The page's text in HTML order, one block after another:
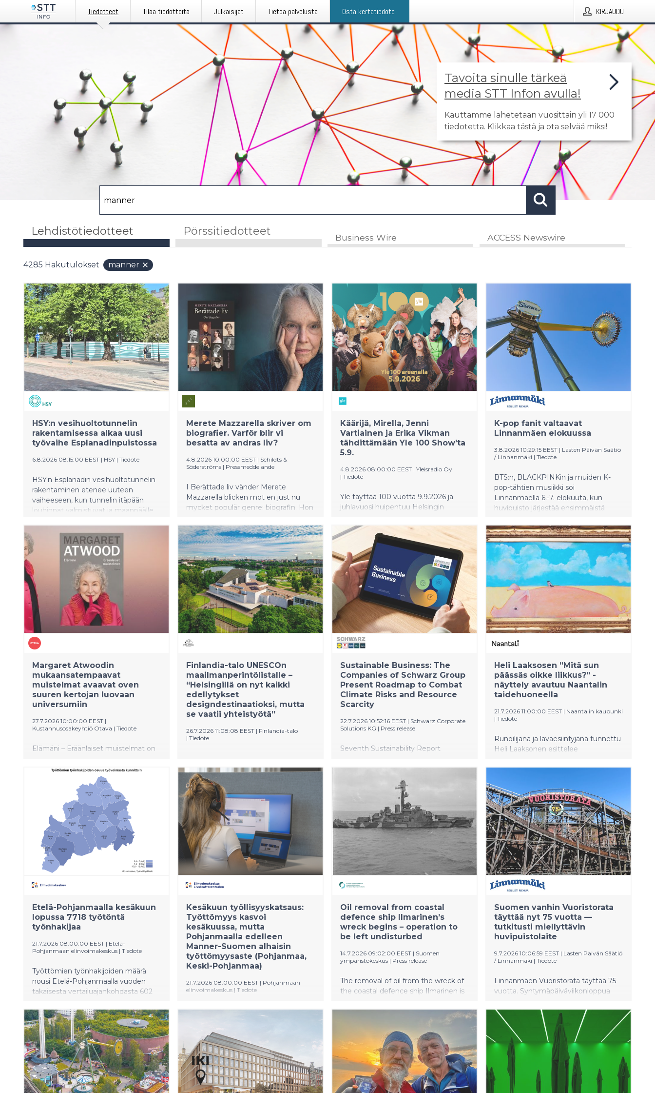
Tiedotteet Tilaa tiedotteita Julkaisijat Tietoa palvelusta Osta kertatiedote KIRJAUDU
Tavoita sinulle tärkeä
media STT Infon avulla!
Kauttamme lähetetään vuosittain yli 17 000
tiedotetta. Klikkaa tästä ja ota selvää miksi!
Lehdistötiedotteet Pörssitiedotteet Business Wire ACCESS Newswire
4285 Hakutulokset manner
HSY:n vesihuoltotunnelin
rakentamisessa alkaa uusi
työvaihe Esplanadinpuistossa
6.8.2026 08:15:00 EEST | HSY | Tiedote
HSY:n Esplanadin vesihuoltotunnelin
rakentaminen etenee uuteen
vaiheeseen, kun tunnelin itäpään
louhinnat valmistuvat ja maanpäälle
Esplanadinpuiston keskiosassa elo-
syyskuussa 2026.
Merete Mazzarella skriver om
biografier. Varför blir vi
besatta av andras liv?
4.8.2026 10:00:00 EEST | Schildts &
Söderströms | Pressmeddelande
I Berättade liv vänder Merete
Mazzarella blicken mot en just nu
mycket populär genre: biografin. Hon
historiska personer, men också i
biografin som hantverk.
Käärijä, Mirella, Jenni
Vartiainen ja Erika Vikman
tähdittämään Yle 100 Show’ta
5.9.
4.8.2026 08:00:00 EEST | Yleisradio Oy
| Tiedote
Yle täyttää 100 vuotta 9.9.2026 ja
juhlavuosi huipentuu Helsingin
5.9. järjestettävään Yle 100 areenalla -
tapahtumaan. Luvassa on lasten
riemua, tuttuja Yle-kasvoja, tv-
ohjelmia ja kotimaisen musiikin
kärkinimiä sekä suomalaista
metallimusiikkia RSO:n tahtiin.
K-pop fanit valtaavat
Linnanmäen elokuussa
3.8.2026 10:29:15 EEST | Lasten Päivän Säätiö
/ Linnanmäki | Tiedote
BTS:n, BLACKPINKin ja muiden K-
pop-tähtien musiikki soi
Linnanmäellä 6.-7. elokuuta, kun
huvipuisto järjestää ensimmäistä
tapahtuman. Ohjelmassa on
tanssiesityksiä, tanssin opetusta,
osallistavaa Random Play Dance -
ohjelmaa, DJ-vetoisia K-pop-bileitä
sekä cosplay- ja pukuharrastajille
suunnattua sisältöä.
Margaret Atwoodin
mukaansatempaavat
muistelmat avaavat oven
suuren kertojan luovaan
universumiin
27.7.2026 10:00:00 EEST |
Kustannusosakeyhtiö Otava | Tiedote
Elämäni – Eräänlaiset muistelmat on
merkittävimpiin kirjailijoihin kuuluvan
Margaret Atwoodin elämään ja
Finlandia-talo UNESCOn
maailmanperintölistalle –
“Helsingillä on nyt kaikki
edellytykset
designdestinaatioksi, mutta
se vaatii yhteistyötä”
26.7.2026 11:08:08 EEST | Finlandia-talo
| Tiedote
UNESCON
maailmanperintöluetteloon osana
Aalto Works -
arkkitehtuurikokonaisuutta. Kolmestatoista
kohteesta viisi sijaitsee Helsingissä, ja
Finlandia-talo tarjoaa niistä yleisölle
laajimman ja näyttävimmän
kokonaisuuden. Finlandia-talon
toimitusjohtajan mukaan Helsingillä
on nyt edellytykset nousta
kansainväliseksi designdestinaatioksi, mutta
se vaatii kunnianhimoisen vision ja
Sustainable Business: The
Companies of Schwarz Group
Present Roadmap to Combat
Climate Risks and Resource
Scarcity
22.7.2026 10:52:16 EEST | Schwarz Corporate
Solutions KG | Press release
Seventh Sustainability Report
resource sovereignty External ESG
rating confirms effective alignment
of sustainability with strategic risk
management Climate transition plan
serves as central instrument for
future-proofing business processes
Heli Laaksosen ”Mitä sun
päässäs oikke liikkus?” -
näyttely avautuu Naantalin
taidehuoneella
21.7.2026 11:00:00 EEST | Naantalin kaupunki
| Tiedote
Runoilijana ja lavaesiintyjänä tunnettu
Heli Laaksonen esittelee
tuotantoaan näyttelyssä Mitä sun
ja sammalei!), joka heijastelee
luonnonläheisyyttä, mielikuvituksen
hahtuvia ja vapauttavaa älyvapautta.
Näyttely on nähtävissä Naantalin
taidehuoneella 21.7.–9.8.2026.
Etelä-Pohjanmaalla kesäkuun
lopussa 7718 työtöntä
työnhakijaa
21.7.2026 08:00:00 EEST | Etelä-
Pohjanmaan elinvoimakeskus | Tiedote
Työttömien työnhakijoiden määrä
nousi Etelä-Pohjanmaalla vuoden
takaisesta vertailuajankohdasta 602
Työttömien työnhakijoiden määrä
nousi edellisestä kuukaudesta 706
henkilöllä.
Kesäkuun työllisyyskatsaus:
Työttömyys kasvoi
kesäkuussa, mutta
Pohjanmaalla edelleen
Manner-Suomen alhaisin
työttömyysaste (Pohjanmaa,
Keski-Pohjanmaa)
21.7.2026 08:00:00 EEST | Pohjanmaan
elinvoimakeskus | Tiedote
Pohjanmaan elinvoimakeskusalueella
kesäkuun lopussa yhteensä 9 853
työtöntä työnhakijaa: Pohjanmaan
maakunnassa 6 678 työtöntä
työnhakijaa ja Keski-Pohjanmaan
maakunnassa 3 175 työtöntä
työnhakijaa. Pohjanmaalla työttömiä
Oil removal from coastal
defence ship Ilmarinen’s
wreck begins – operation to
be left undisturbed
14.7.2026 09:02:00 EEST | Suomen
ympäristökeskus | Press release
The removal of oil from the wreck of
the coastal defence ship Ilmarinen is
the Finnish Environment Institute,
the Finnish Navy and the Finnish
Border Guard will work on the wreck
in the northern Baltic Sea, off the
island of Utö. The authorities ask the
public to keep clear of the area and
allow the operation to proceed
undisturbed to ensure safety.
Suomen vanhin Vuoristorata
täyttää nyt 75 vuotta —
tutkitusti miellyttävin
huvipuistolaite
9.7.2026 10:06:59 EEST | Lasten Päivän Säätiö
/ Linnanmäki | Tiedote
Linnanmäen Vuoristorata täyttää 75
vuotta. Syntymäpäiväviikonloppua
monipuolisen ohjelman merkeissä.
Turun PET-keskuksen tuoreen
tutkimuksen mukaan klassikko
koetaan huvipuiston
miellyttävimpänä laitteena.